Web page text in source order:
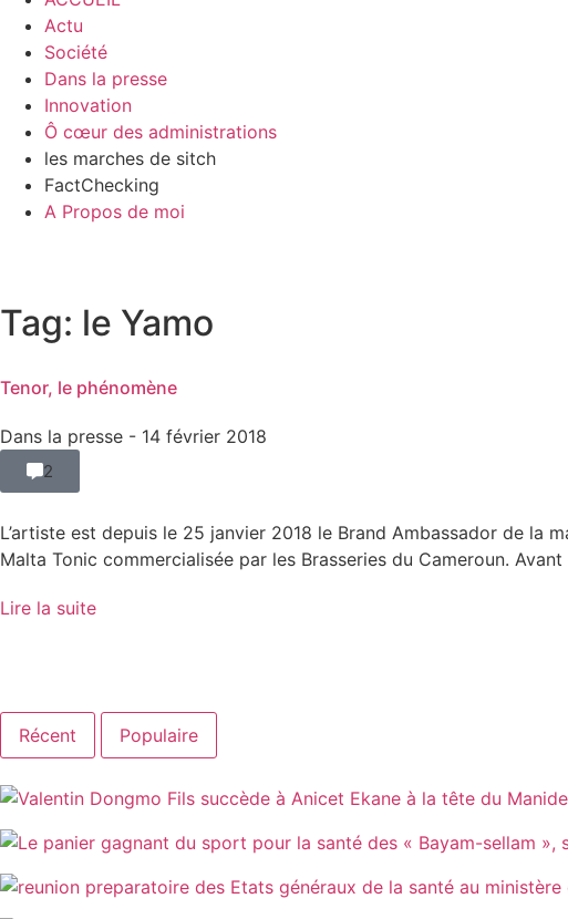
Actu
Société
Dans la presse
Innovation
Ô cœur des administrations
les marches de sitch
FactChecking
A Propos de moi
Tag: le Yamo
Tenor, le phénomène
Dans la presse - 14 février 2018
2
L’artiste est depuis le 25 janvier 2018 le Brand Ambassador de la
Malta Tonic commercialisée par les Brasseries du Cameroun. Avant
Lire la suite
Récent Populaire